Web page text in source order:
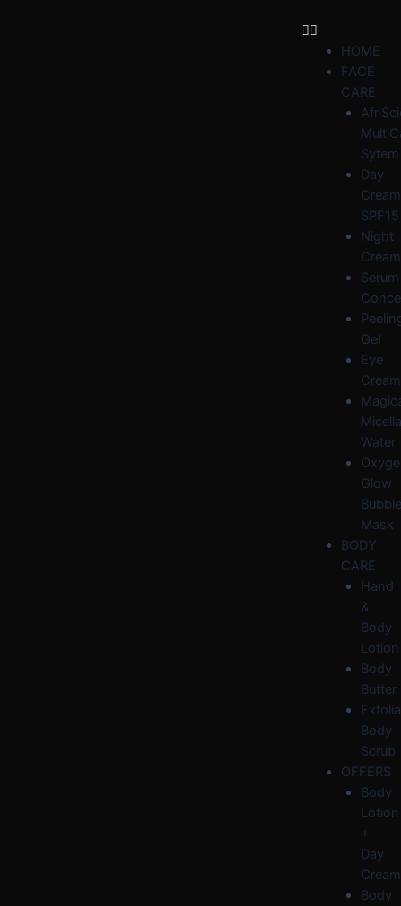
HOME
FACE
CARE
Sytem
Day
Cream
SPF15
Night
Cream
Serum
Gel
Eye
Cream
Water
Glow
Bubble
Mask
BODY
CARE
Hand
&
Body
Lotion
Body
Butter
Body
Scrub
OFFERS
Body
Lotion
+
Day
Cream
Body